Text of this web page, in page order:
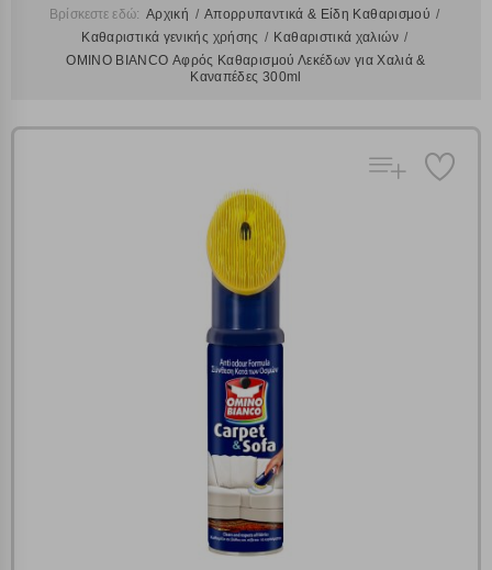
Βρίσκεστε εδώ: Αρχική
Απορρυπαντικά & Είδη Καθαρισμού
Καθαριστικά γενικής χρήσης
Καθαριστικά χαλιών
OMINO BIANCO Αφρός Καθαρισμού Λεκέδων για Χαλιά &
Καναπέδες 300ml